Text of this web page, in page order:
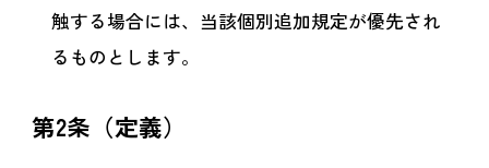
触する場合には、当該個別追加規定が優先され
るものとします。
第2条（定義）